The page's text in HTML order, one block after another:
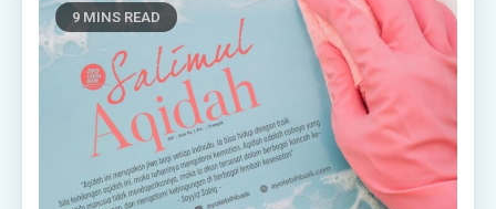
9 MINS READ